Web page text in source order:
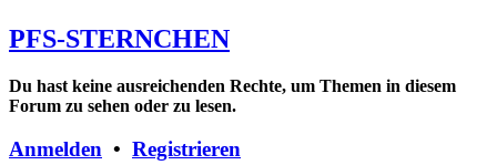
PFS-STERNCHEN
Du hast keine ausreichenden Rechte, um Themen in diesem
Forum zu sehen oder zu lesen.
Anmelden • Registrieren